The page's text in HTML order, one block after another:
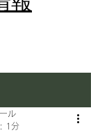
ル
1分